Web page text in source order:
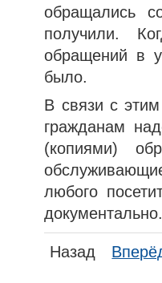
обращались
получили.
обращений в
было.
В связи с
гражданам
(копиями)
любого
Назад